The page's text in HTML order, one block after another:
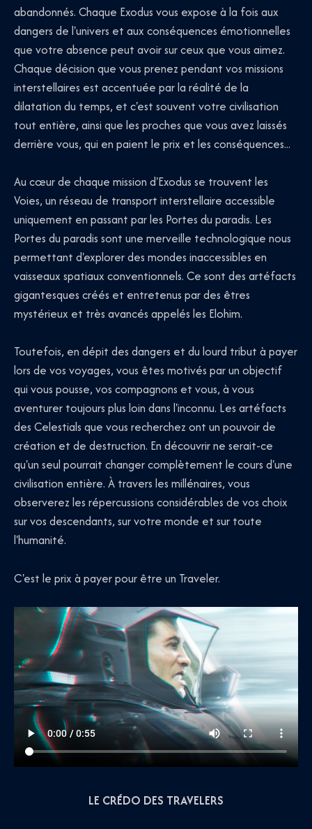
abandonnés. Chaque Exodus vous expose à la fois aux
dangers de l'univers et aux conséquences émotionnelles
que votre absence peut avoir sur ceux que vous aimez.
Chaque décision que vous prenez pendant vos missions
interstellaires est accentuée par la réalité de la
dilatation du temps, et c'est souvent votre civilisation
tout entière, ainsi que les proches que vous avez laissés
derrière vous, qui en paient le prix et les conséquences...
Au cœur de chaque mission d'Exodus se trouvent les
Voies, un réseau de transport interstellaire accessible
uniquement en passant par les Portes du paradis. Les
Portes du paradis sont une merveille technologique nous
permettant d'explorer des mondes inaccessibles en
vaisseaux spatiaux conventionnels. Ce sont des artéfacts
gigantesques créés et entretenus par des êtres
mystérieux et très avancés appelés les Elohim.
Toutefois, en dépit des dangers et du lourd tribut à payer
lors de vos voyages, vous êtes motivés par un objectif
qui vous pousse, vos compagnons et vous, à vous
aventurer toujours plus loin dans l'inconnu. Les artéfacts
des Celestials que vous recherchez ont un pouvoir de
création et de destruction. En découvrir ne serait-ce
qu'un seul pourrait changer complètement le cours d'une
civilisation entière. À travers les millénaires, vous
observerez les répercussions considérables de vos choix
sur vos descendants, sur votre monde et sur toute
l'humanité.
C'est le prix à payer pour être un Traveler.
LE CRÉDO DES TRAVELERS